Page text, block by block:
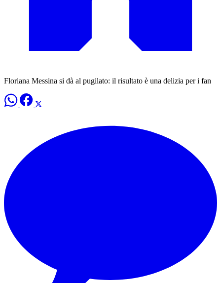
Floriana Messina si dà al pugilato: il risultato è una delizia per i fan